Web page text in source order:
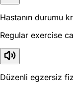
Hastanın durumu
Regular exercise
Düzenli egzersiz